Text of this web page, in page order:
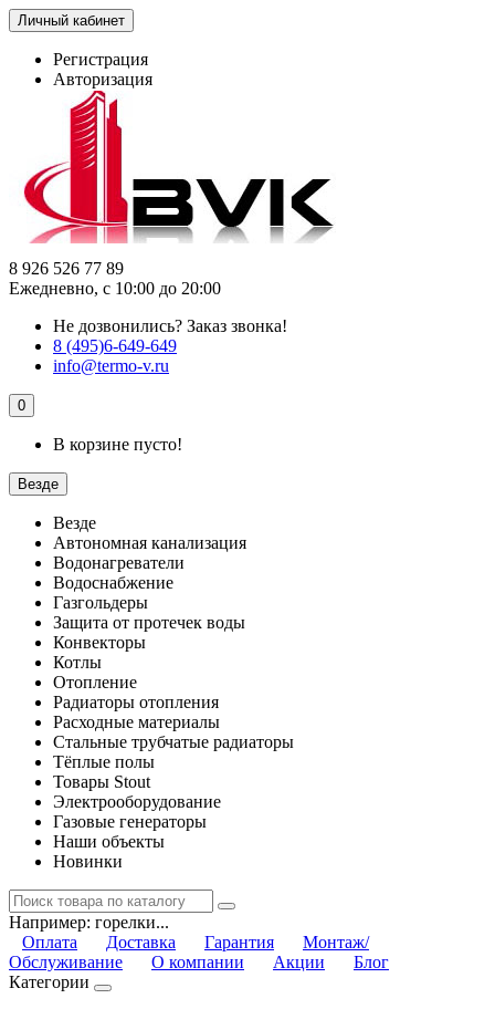
Личный кабинет
Регистрация
Авторизация
8 926 526 77 89
Ежедневно, с 10:00 до 20:00
Не дозвонились? Заказ звонка!
8 (495)6-649-649
info@termo-v.ru
0
В корзине пусто!
Везде
Везде
Автономная канализация
Водонагреватели
Водоснабжение
Газгольдеры
Защита от протечек воды
Конвекторы
Котлы
Отопление
Радиаторы отопления
Расходные материалы
Стальные трубчатые радиаторы
Тёплые полы
Товары Stout
Электрооборудование
Газовые генераторы
Наши объекты
Новинки
Например: горелки...
Оплата
Доставка Гарантия
Монтаж/
Обслуживание
О компании Акции
Блог
Категории